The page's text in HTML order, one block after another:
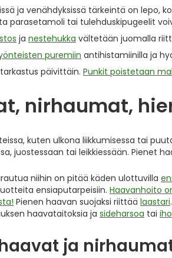
ja venähdyksissä tärkeintä on lepo,
parasetamoli tai tulehduskipugeelit
ja nestehukka vältetään juomalla
puremiin antihistamiinilla ja
päivittäin. Punkit poistetaan
nirhaumat,
kuten ulkona liikkumisessa tai
juostessaan tai leikkiessään. Pienet
niihin on pitää käden ulottuvilla
ensiaputarpeisiin. Haavanhoito
Pienen haavan suojaksi riittää laastari
haavataitoksia ja sideharsoa tai
ja